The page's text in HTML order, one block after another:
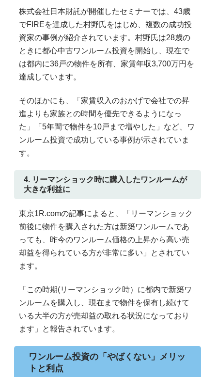
株式会社日本財託が開催したセミナーでは、43歳
でFIREを達成した村野氏をはじめ、複数の成功投
資家の事例が紹介されています。村野氏は28歳の
ときに都心中古ワンルーム投資を開始し、現在で
は都内に36戸の物件を所有、家賃年収3,700万円を
達成しています。
そのほかにも、「家賃収入のおかげで会社での昇
進よりも家族との時間を優先できるようになっ
た」「5年間で物件を10戸まで増やした」など、ワ
ンルーム投資で成功している事例が示されていま
す。
4. リーマンショック時に購入したワンルームが
大きな利益に
東京1R.comの記事によると、「リーマンショック
前後に物件を購入された方は新築ワンルームであ
っても、昨今のワンルーム価格の上昇から高い売
却益を得られている方が非常に多い」とされてい
ます。
「この時期(リーマンショック時）に都内で新築ワ
ンルームを購入し、現在まで物件を保有し続けて
いる大半の方が売却益の取れる状況になっており
ます」と報告されています。
ワンルーム投資の「やばくない」メリッ
トと利点